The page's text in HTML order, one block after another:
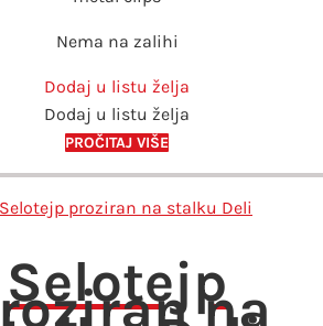
Nema na zalihi
Dodaj u listu želja
Dodaj u listu želja
PROČITAJ VIŠE
Selotejpna